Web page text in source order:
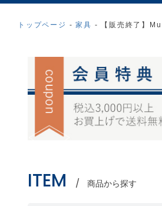
トップページ 家具 【販売終了】
ITEM 商品から探す